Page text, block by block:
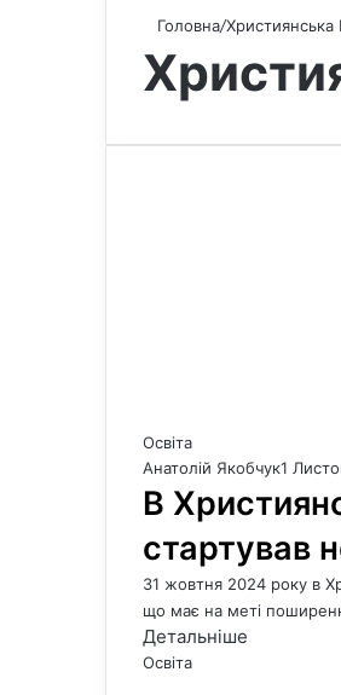
Головна/Християнська
Освіта
Анатолій Якобчук1
В
стартував
31 жовтня 2024 року в
що має на меті
Детальніше
Освіта